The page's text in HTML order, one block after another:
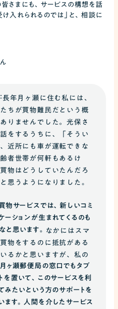
さまにも、サービスの構想を話
け入れられるのでは」と、相談に
長年月ヶ瀬に住む私には、
ちが買物難民だという概
りませんでした。光保さ
をするうちに、「そうい
近所にも車が運転できな
者世帯が何軒もあるけ
物はどうしていたんだろ
思うようになりました。
物サービスでは、新しいコミ
ーションが生まれてくるのも
と思います。
なかにはスマ
物をするのに抵抗がある
るかと思いますが、私の
月ヶ瀬郵便局の窓口でもタブ
を置いて、このサービスを利
みたいという方のサポートを
ます。人間を介したサービス